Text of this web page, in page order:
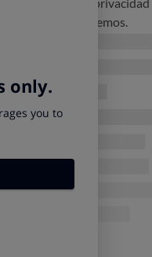
como vemos.